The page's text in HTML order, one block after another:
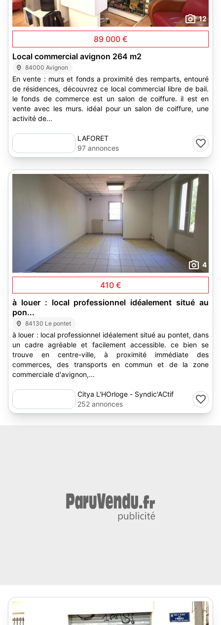
12
89 000 €
Local commercial avignon 264 m2
84000 Avignon
En vente : murs et fonds a proximité des remparts, entouré
de résidences, découvrez ce local commercial libre de bail.
le fonds de commerce est un salon de coiffure. il est en
vente avec les murs. idéal pour un salon de coiffure, une
activité de...
LAFORET
97 annonces
4
410 €
à louer : local professionnel idéalement situé au
pon...
84130 Le pontet
à louer : local professionnel idéalement situé au pontet, dans
un cadre agréable et facilement accessible. ce bien se
trouve en centre-ville, à proximité immédiate des
commerces, des transports en commun et de la zone
commerciale d'avignon,...
Citya L'HOrloge - Syndic'ACtif
252 annonces